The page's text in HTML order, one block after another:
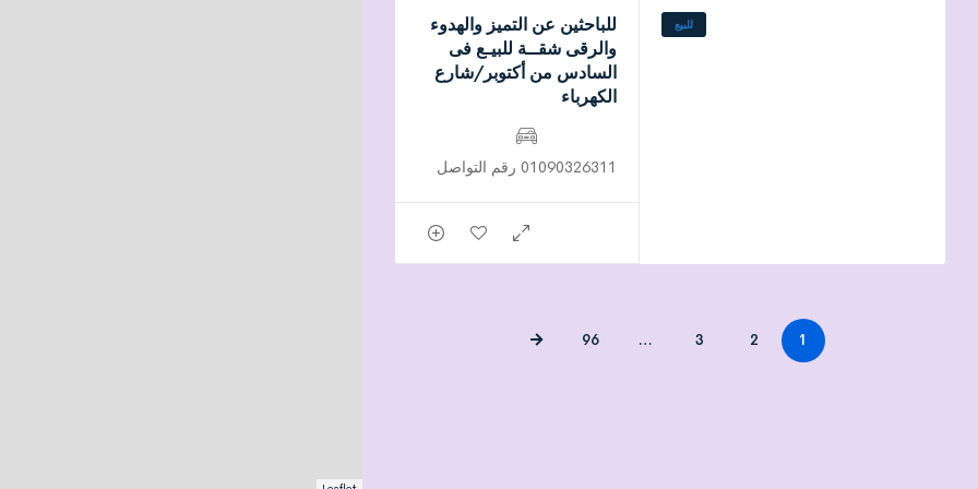
للبيع
للباحثين عن التميز والهدوء
والرقى شقــة للبيـع فى
السادس من أكتوبر/شارع
الكهرباء
01090326311 رقم التواصل
1
2
3
…
96